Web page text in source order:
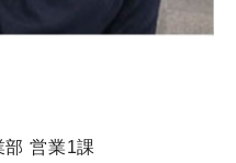
営業1課